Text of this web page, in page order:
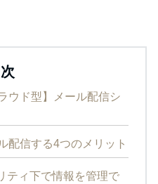
ウド型】メール配信シ
配信する4つのメリット
ティ下で情報を管理で